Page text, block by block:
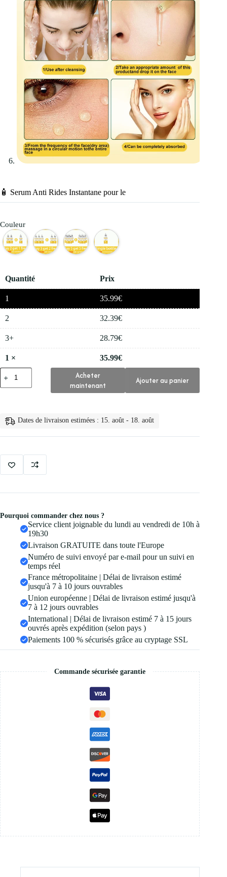
🧴 Serum Anti Rides Instantane pour le
Couleur
Quantité Prix
1 35.99€
2 32.39€
3+ 28.79€
1 × 35.99€
quantité
de
🧴
Instantane
Acheter
maintenant
Ajouter au panier
Dates de livraison estimées : 15. août - 18. août
Pourquoi commander chez nous ?
Service client joignable du lundi au vendredi de 10h à
19h30
Livraison GRATUITE dans toute l'Europe
Numéro de suivi envoyé par e-mail pour un suivi en
temps réel
France métropolitaine | Délai de livraison estimé
jusqu'à 7 à 10 jours ouvrables
Union européenne | Délai de livraison estimé jusqu'à
7 à 12 jours ouvrables
International | Délai de livraison estimé 7 à 15 jours
ouvrés après expédition (selon pays )
Paiements 100 % sécurisés grâce au cryptage SSL
Commande sécurisée garantie